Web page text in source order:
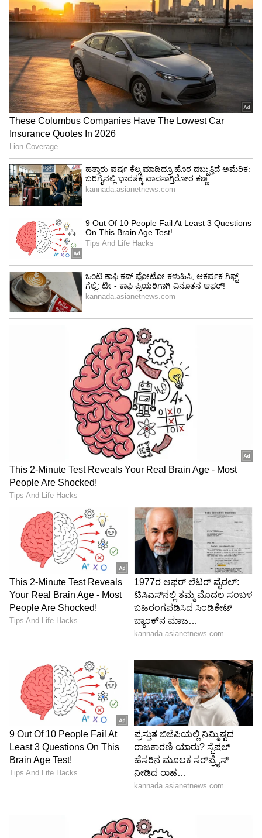
Image Credit :AI
ಈ ಬಣ್ಣ ಇವರಿಗೆ ಅದೃಷ್ಟ
ಕನ್ಯಾ ರಾಶಿ
ಈ ರಾಶಿಯ ಅಧಿಪತಿ ಬುಧ ಗ್ರಹ. ಈ ರಾಶಿಯಲ್ಲಿ
ಜನಿಸಿದವರಿಗೆ ಹಸಿರು, ಕಡು ಹಸಿರು ಮತ್ತು ಬೆಳ್ಳಿ ಬಣ್ಣಗಳು
ಶುಭ ಬಣ್ಣಗಳಾಗಿವೆ. ಅವರು ಈ ಬಣ್ಣಗಳ ವಾಹನಗಳನ್ನು
ಖರೀದಿಸಬೇಕು.
ತುಲಾ ರಾಶಿ
ಈ ರಾಶಿಚಕ್ರ ಚಿಹ್ನೆಯು ಶುಕ್ರನ ಆಳ್ವಿಕೆಯಲ್ಲಿದೆ. ಈ ವ್ಯಕ್ತಿಗಳು
ಬಿಳಿ, ಗುಲಾಬಿ ಅಥವಾ ತಿಳಿ ನೀಲಿ ಬಣ್ಣಗಳ ವಾಹನಗಳನ್ನು
ಖರೀದಿಸಬಹುದು. ಇದು ಅವರಿಗೆ ಅದೃಷ್ಟವನ್ನು ತರಬಹುದು.
4
5
ವೃಶ್ಚಿಕ ರಾಶಿ
ಈ ರಾಶಿಚಕ್ರ ಚಿಹ್ನೆಯನ್ನು ಮಂಗಳ ಗ್ರಹವು ಆಳುತ್ತದೆ. ಈ
ಜನರು ಕೆಂಪು, ಮೆರೂನ್ ಅಥವಾ ಕಪ್ಪು ಬಣ್ಣಗಳ
ವಾಹನಗಳನ್ನು ಖರೀದಿಸಬಹುದು. ಇದು ಅವರಿಗೆ ಅದೃಷ್ಟವನ್ನು
ತರಬಹುದು.
ಈ ರಾಶಿಚಕ್ರದ ಮೇಲೆ ದೇವಗುರು ಗುರು ಅಧಿಪತಿಯಾಗಿದ್ದಾನೆ.
ಈ ವ್ಯಕ್ತಿಗಳು ಹಳದಿ, ಚಿನ್ನದ ಅಥವಾ ನೇರಳೆ ಬಣ್ಣದ